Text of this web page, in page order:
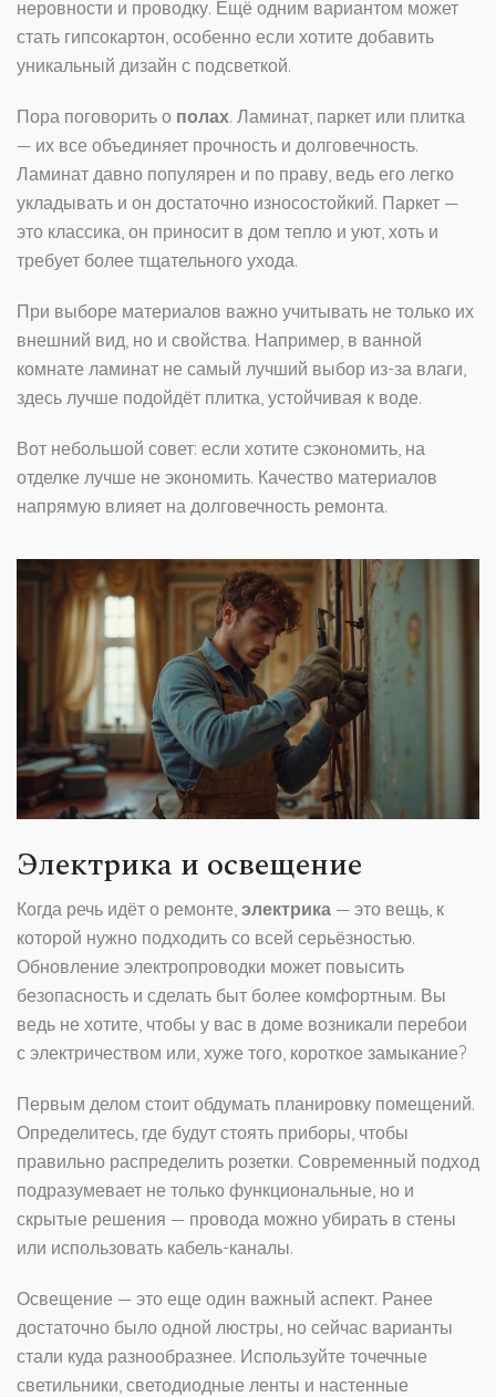
неровности и проводку. Ещё одним вариантом может
стать гипсокартон, особенно если хотите добавить
уникальный дизайн с подсветкой.
Пора поговорить о полах. Ламинат, паркет или плитка
— их все объединяет прочность и долговечность.
Ламинат давно популярен и по праву, ведь его легко
укладывать и он достаточно износостойкий. Паркет —
это классика, он приносит в дом тепло и уют, хоть и
требует более тщательного ухода.
При выборе материалов важно учитывать не только их
внешний вид, но и свойства. Например, в ванной
комнате ламинат не самый лучший выбор из-за влаги,
здесь лучше подойдёт плитка, устойчивая к воде.
Вот небольшой совет: если хотите сэкономить, на
отделке лучше не экономить. Качество материалов
напрямую влияет на долговечность ремонта.
Электрика и освещение
Когда речь идёт о ремонте, электрика — это вещь, к
которой нужно подходить со всей серьёзностью.
Обновление электропроводки может повысить
безопасность и сделать быт более комфортным. Вы
ведь не хотите, чтобы у вас в доме возникали перебои
с электричеством или, хуже того, короткое замыкание?
Первым делом стоит обдумать планировку помещений.
Определитесь, где будут стоять приборы, чтобы
правильно распределить розетки. Современный подход
подразумевает не только функциональные, но и
скрытые решения — провода можно убирать в стены
или использовать кабель-каналы.
Освещение — это еще один важный аспект. Ранее
достаточно было одной люстры, но сейчас варианты
стали куда разнообразнее. Используйте точечные
светильники, светодиодные ленты и настенные